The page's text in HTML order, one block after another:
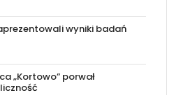
wyniki badań
„Kortowo” porwał